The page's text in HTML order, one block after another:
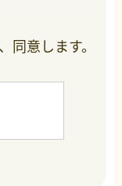
同意します。